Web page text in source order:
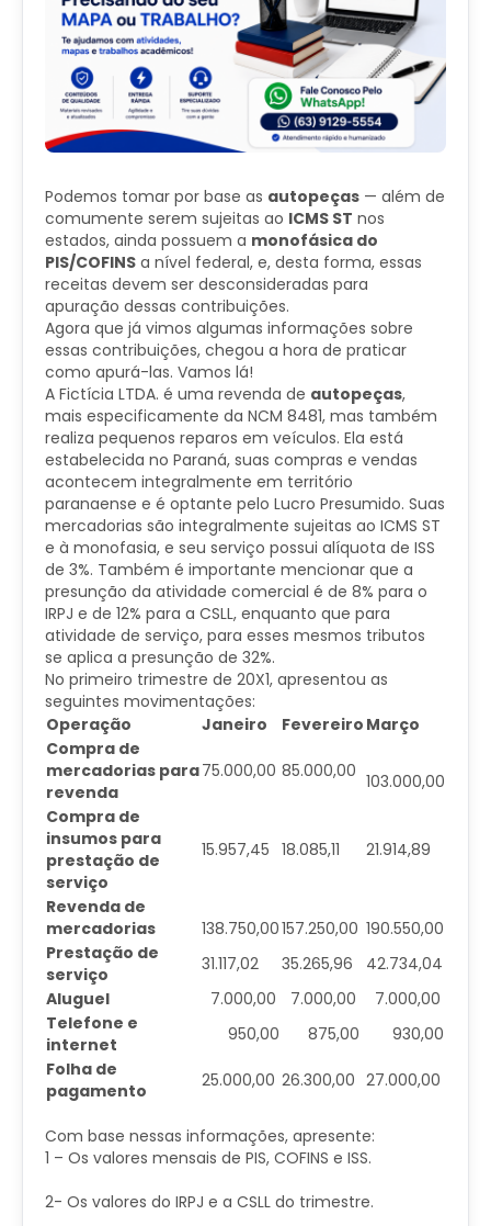
Podemos tomar por base as autopeças — além de
comumente serem sujeitas ao ICMS ST nos
estados, ainda possuem a monofásica do
PIS/COFINS a nível federal, e, desta forma, essas
receitas devem ser desconsideradas para
apuração dessas contribuições.
Agora que já vimos algumas informações sobre
essas contribuições, chegou a hora de praticar
como apurá-las. Vamos lá!
A Fictícia LTDA. é uma revenda de autopeças,
mais especificamente da NCM 8481, mas também
realiza pequenos reparos em veículos. Ela está
estabelecida no Paraná, suas compras e vendas
acontecem integralmente em território
paranaense e é optante pelo Lucro Presumido. Suas
mercadorias são integralmente sujeitas ao ICMS ST
e à monofasia, e seu serviço possui alíquota de ISS
de 3%. Também é importante mencionar que a
presunção da atividade comercial é de 8% para o
IRPJ e de 12% para a CSLL, enquanto que para
atividade de serviço, para esses mesmos tributos
se aplica a presunção de 32%.
No primeiro trimestre de 20X1, apresentou as
seguintes movimentações:
Operação
Janeiro Fevereiro Março
Compra de
mercadorias para
revenda
75.000,00 85.000,00 103.000,00
Compra de
insumos para
prestação de
serviço
15.957,45 18.085,11 21.914,89
Revenda de
mercadorias
138.750,00157.250,00 190.550,00
Prestação de
serviço
31.117,02 35.265,96
42.734,04
Aluguel
7.000,00 7.000,00
7.000,00
Telefone e
internet
950,00 875,00
930,00
Folha de
pagamento
25.000,00 26.300,00 27.000,00
Com base nessas informações, apresente:
1 – Os valores mensais de PIS, COFINS e ISS.
2- Os valores do IRPJ e a CSLL do trimestre.